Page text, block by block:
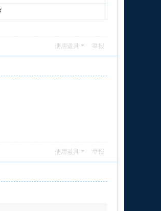
使用道具 举报
使用道具 举报